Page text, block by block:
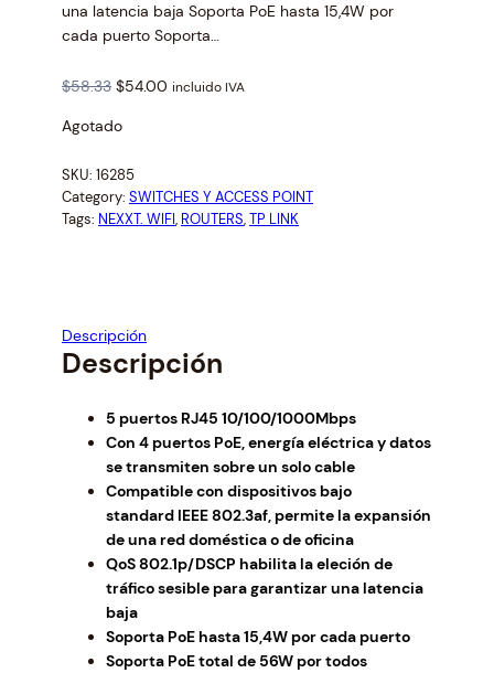
una latencia baja Soporta PoE hasta 15,4W por
cada puerto Soporta…
$58.33 O
i
i
n
a
e
a
s
:
$
5
8
.
3
3
.
$54.00 C
n
t
i
:
$
5
4
.
0
0
.
incluido IVA
Agotado
SKU: 16285
Category: SWITCHES Y ACCESS POINT
Tags: NEXXT. WIFI, ROUTERS, TP LINK
Descripción
Descripción
5 puertos RJ45 10/100/1000Mbps
Con 4 puertos PoE, energía eléctrica y datos
se transmiten sobre un solo cable
Compatible con dispositivos bajo
standard IEEE 802.3af, permite la expansión
de una red doméstica o de oficina
QoS 802.1p/DSCP habilita la eleción de
tráfico sesible para garantizar una latencia
baja
Soporta PoE hasta 15,4W por cada puerto
Soporta PoE total de 56W por todos